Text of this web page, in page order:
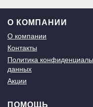
О КОМПАНИИ
О компании
Контакты
Политика
данных
Акции
ПОМОЩЬ